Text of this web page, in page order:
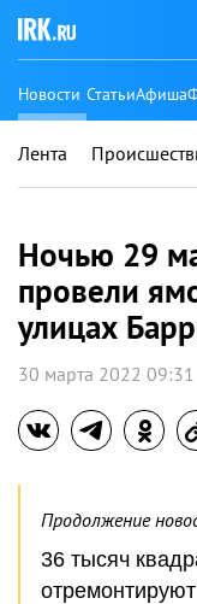
Новости СтатьиАфиша
Лента
Ночью 29
провели
улицах
30 марта 2022 09:31
Продолжение
36 тысяч